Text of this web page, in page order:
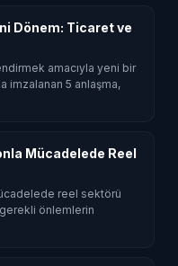
Dönem: Ticaret ve
amacıyla yeni bir
imzalanan 5 anlaşma,
Mücadelede Reel
reel sektörü
önlemlerin